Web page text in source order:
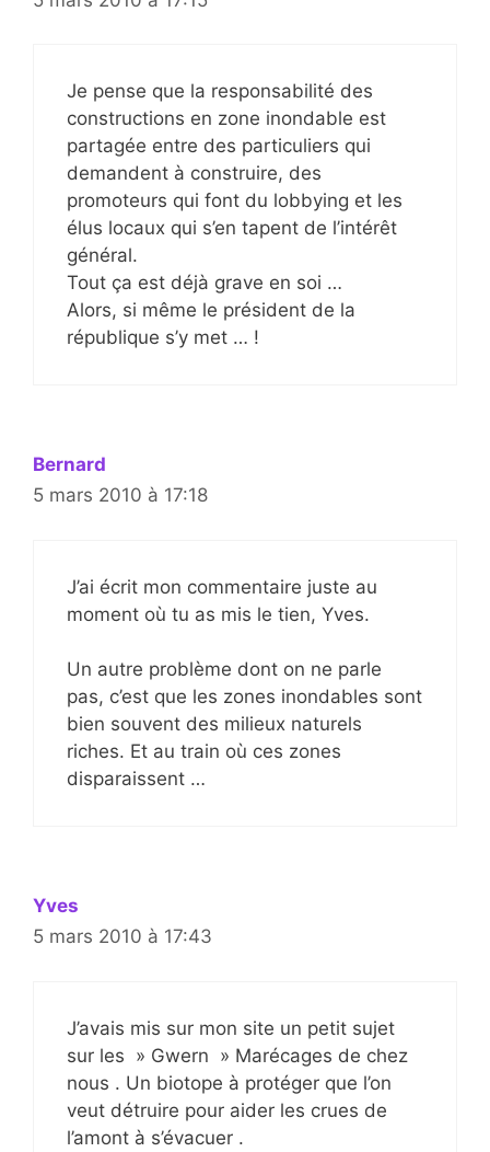
Je pense que la responsabilité des
constructions en zone inondable est
partagée entre des particuliers qui
demandent à construire, des
promoteurs qui font du lobbying et les
élus locaux qui s’en tapent de l’intérêt
général.
Tout ça est déjà grave en soi …
Alors, si même le président de la
république s’y met … !
Bernard
5 mars 2010 à 17:18
J’ai écrit mon commentaire juste au
moment où tu as mis le tien, Yves.
Un autre problème dont on ne parle
pas, c’est que les zones inondables sont
bien souvent des milieux naturels
riches. Et au train où ces zones
disparaissent …
Yves
5 mars 2010 à 17:43
J’avais mis sur mon site un petit sujet
sur les » Gwern » Marécages de chez
nous . Un biotope à protéger que l’on
veut détruire pour aider les crues de
l’amont à s’évacuer .